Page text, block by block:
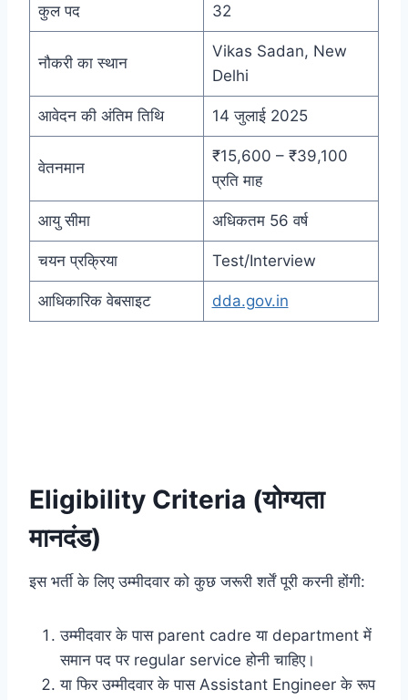
कुल पद 32
नौकरी का स्थान
Vikas Sadan, New
Delhi
आवेदन की अंतिम तिथि 14 जुलाई 2025
वेतनमान
₹15,600 – ₹39,100
प्रति माह
आयु सीमा अधिकतम 56 वर्ष
चयन प्रक्रिया Test/Interview
आधिकारिक वेबसाइट dda.gov.in
Eligibility Criteria (योग्यता
मानदंड)
इस भर्ती के लिए उम्मीदवार को कुछ जरूरी शर्तें पूरी करनी होंगी:
उम्मीदवार के पास parent cadre या department में
समान पद पर regular service होनी चाहिए।
या फिर उम्मीदवार के पास Assistant Engineer के रूप